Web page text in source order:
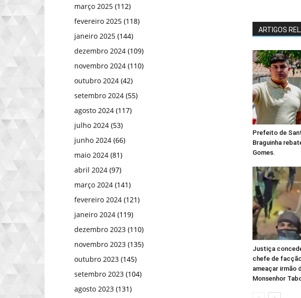
ARTIGOS
Prefeito de
Braguinha
Gomes.
Justiça
chefe de
ameaçar irmão
Monsenhor
março 2025 (112)
fevereiro 2025 (118)
janeiro 2025 (144)
dezembro 2024 (109)
novembro 2024 (110)
outubro 2024 (42)
setembro 2024 (55)
agosto 2024 (117)
julho 2024 (53)
junho 2024 (66)
maio 2024 (81)
abril 2024 (97)
março 2024 (141)
fevereiro 2024 (121)
janeiro 2024 (119)
dezembro 2023 (110)
novembro 2023 (135)
outubro 2023 (145)
setembro 2023 (104)
agosto 2023 (131)